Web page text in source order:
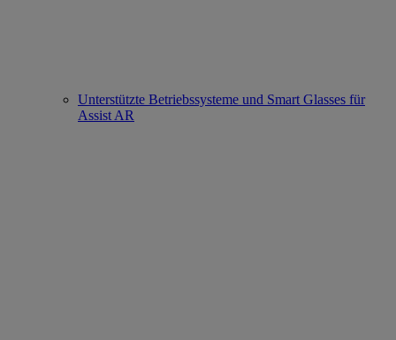
Unterstützte Betriebssysteme und Smart Glasses für
Assist AR